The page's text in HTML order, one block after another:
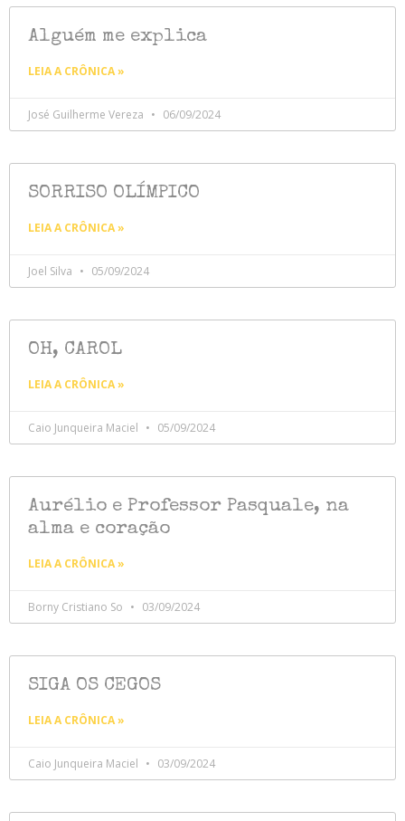
Alguém me explica
LEIA A CRÔNICA »
José Guilherme Vereza 06/09/2024
SORRISO OLÍMPICO
LEIA A CRÔNICA »
Joel Silva 05/09/2024
OH, CAROL
LEIA A CRÔNICA »
Caio Junqueira Maciel 05/09/2024
Aurélio e Professor Pasquale, na
alma e coração
LEIA A CRÔNICA »
Borny Cristiano So 03/09/2024
SIGA OS CEGOS
LEIA A CRÔNICA »
Caio Junqueira Maciel 03/09/2024